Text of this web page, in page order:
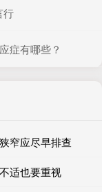
行
症有哪些？
窄应尽早排查
适也要重视